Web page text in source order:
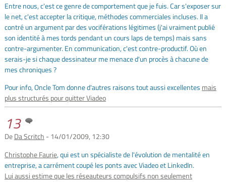
Entre nous, c'est ce genre de comportement que je fuis. Car s'exposer sur
le net, c'est accepter la critique, méthodes commerciales incluses. Il a
contré un argument par des vociférations légitimes (j'ai vraiment publié
son identité à mes tords pendant un cours laps de temps) mais sans
contre-argumenter. En communication, c'est contre-productif. Où en
serais-je si chaque dessinateur me menace d'un procès à chacune de
mes chroniques ?
Pour info, Oncle Tom donne d'autres raisons tout aussi excellentes mais
plus structurés pour quitter Viadeo
13
DeDa Scritch - 14/01/2009, 12:30
Christophe Faurie, qui est un spécialiste de l'évolution de mentalité en
entreprise, a carrément coupé les ponts avec Viadeo et LinkedIn.
Lui aussi estime que les réseauteurs compulsifs non seulement